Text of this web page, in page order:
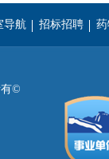
导航 招标招聘
有©